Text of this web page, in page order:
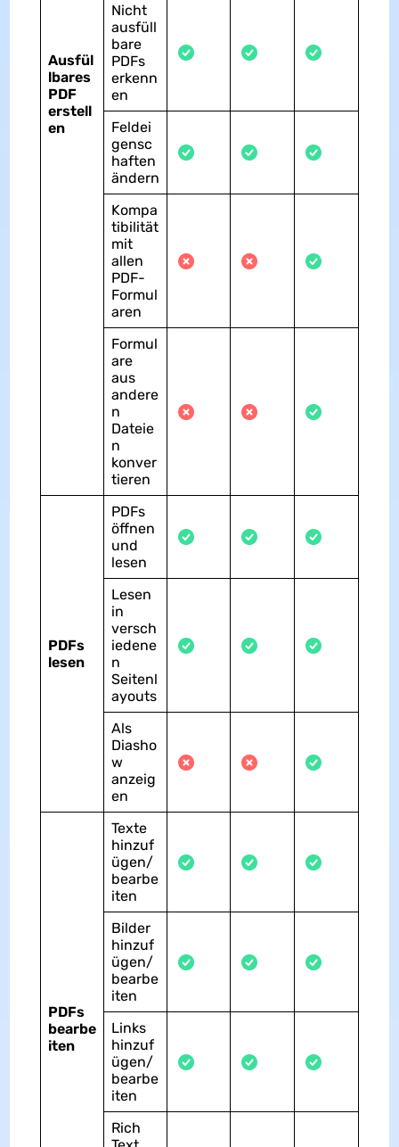
Ausfül
lbares
PDF
erstell
en
Nicht
ausfüll
bare
PDFs
erkenn
en
Feldei
gensc
haften
ändern
Kompa
tibilität
mit
allen
PDF-
Formul
aren
Formul
are
aus
andere
n
Dateie
n
konver
tieren
PDFs
lesen
PDFs
öffnen
und
lesen
Lesen
in
versch
iedene
n
Seitenl
ayouts
Als
Diasho
w
anzeig
en
PDFs
bearbe
iten
Texte
hinzuf
ügen/
bearbe
iten
Bilder
hinzuf
ügen/
bearbe
iten
Links
hinzuf
ügen/
bearbe
iten
Rich